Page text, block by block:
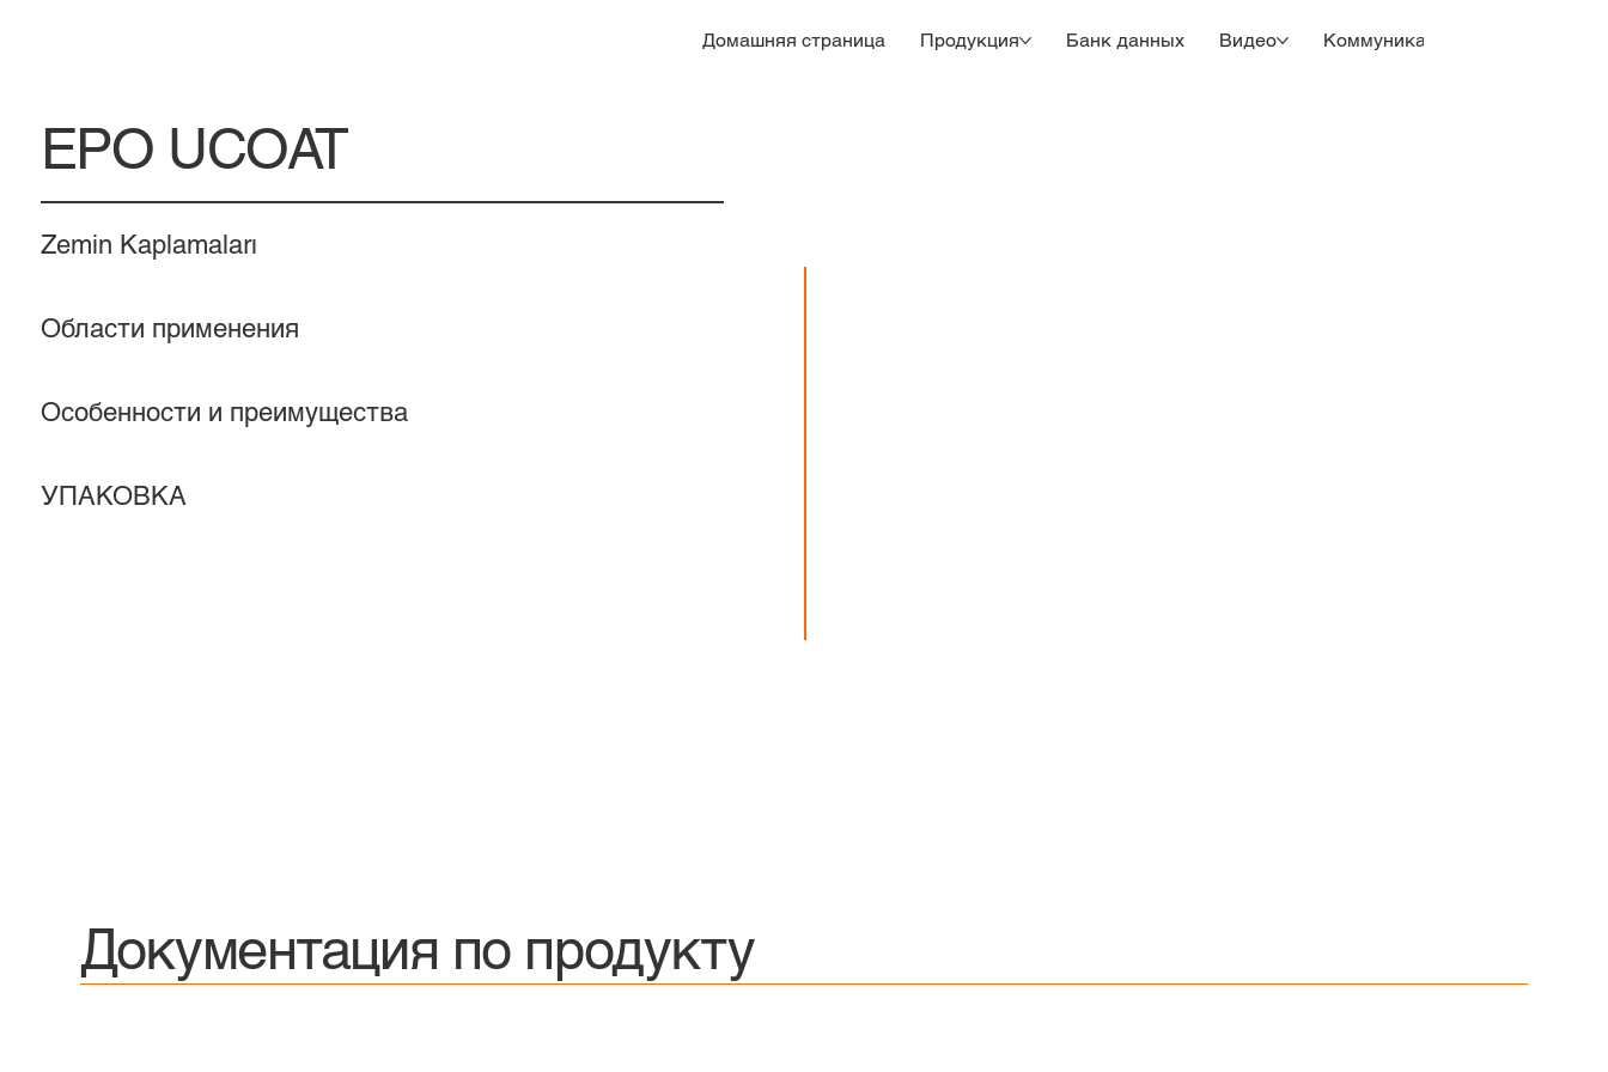
Домашняя страница Продукция Банк данных Видео Коммуникация
EPO UCOAT
Zemin Kaplamaları
Области применения
Особенности и преимущества
УПАКОВКА
Документация по продукту